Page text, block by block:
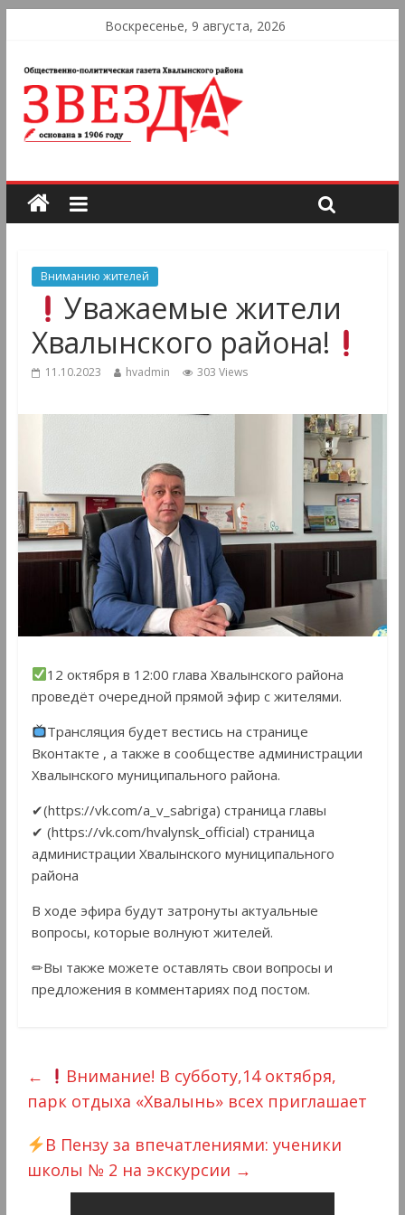
Воскресенье, 9 августа, 2026
Вниманию жителей
Уважаемые жители
Хвалынского района!
11.10.2023 hvadmin 303 Views
12 октября в 12:00 глава Хвалынского района
проведëт очередной прямой эфир с жителями.
Трансляция будет вестись на странице
Вконтакте , а также в сообществе администрации
Хвалынского муниципального района.
✔(https://vk.com/a_v_sabriga) страница главы
✔ (https://vk.com/hvalynsk_official) страница
администрации Хвалынского муниципального
района
В ходе эфира будут затронуты актуальные
вопросы, которые волнуют жителей.
✏Вы также можете оставлять свои вопросы и
предложения в комментариях под постом.
←
Внимание! В субботу,14 октября,
парк отдыха «Хвалынь» всех приглашает
В Пензу за впечатлениями: ученики
школы № 2 на экскурсии →